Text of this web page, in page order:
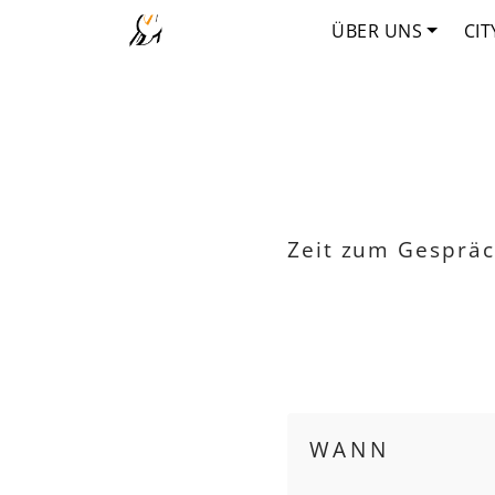
ÜBER UNS
Zeit zum
WANN